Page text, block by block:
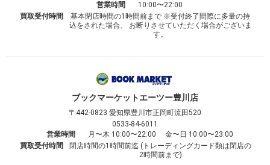
営業時間
10:00〜22:00
買取受付時間
基本閉店時間の1時間前まで ※受付終了間際に多量の持
込をされた場合、 お断りさせていただく場合がございま
す。
ブックマーケットエーツー豊川店
〒442-0823 愛知県豊川市正岡町流田520
0533-84-6011
営業時間
月〜木 10:00〜22:00 金〜日 10:00〜23:00
買取受付時間
閉店時間の1時間前迄 (トレーディングカード類は閉店の
2時間前まで)